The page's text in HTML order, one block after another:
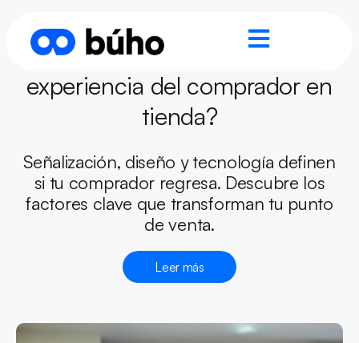
¿Qué factores afectan la
experiencia del comprador en
tienda?
Señalización, diseño y tecnología definen
si tu comprador regresa. Descubre los
factores clave que transforman tu punto
de venta.
Leer más